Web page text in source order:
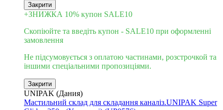
Закрити
+ЗНИЖКА 10% купон SALE10
Скопіюйте та введіть купон - SALE10 при оформленні
замовлення
Не підсумовується з оплатою частинами, розстрочкой та
іншими спеціальними пропозиціями.
Закрити
UNIPAK (Дания)
Мастильний склад для складання каналіз.UNIPAK Super